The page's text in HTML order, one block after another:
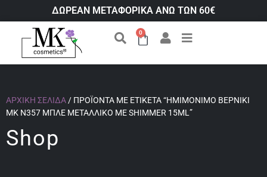
ΔΩΡΕΑΝ ΜΕΤΑΦΟΡΙΚΑ ΑΝΩ ΤΩΝ 60€
0
ΑΡΧΙΚΉ ΣΕΛΊΔΑ / ΠΡΟΪΌΝΤΑ ΜΕ ΕΤΙΚΈΤΑ “ΗΜΙΜΌΝΙΜΟ ΒΕΡΝΊΚΙ
ΜΚ Ν357 ΜΠΛΈ ΜΕΤΑΛΛΙΚΌ ΜΕ SHIMMER 15ML”
Shop